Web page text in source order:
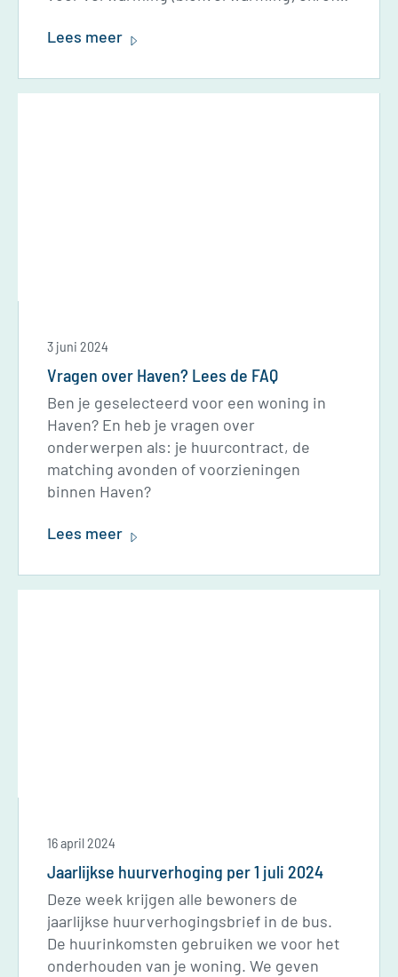
pagina vertellen we meer over deze
Lees meer
3 juni 2024
Vragen over Haven? Lees de FAQ
Ben je geselecteerd voor een woning in
Haven? En heb je vragen over
onderwerpen als: je huurcontract, de
matching avonden of voorzieningen
binnen Haven?
Lees meer
16 april 2024
Jaarlijkse huurverhoging per 1 juli 2024
Deze week krijgen alle bewoners de
jaarlijkse huurverhogingsbrief in de bus.
De huurinkomsten gebruiken we voor het
onderhouden van je woning. We geven